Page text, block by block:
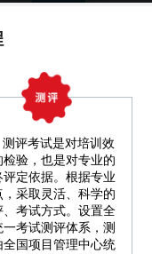
测评考试是对培训效
检验，也是对专业的
评定依据。根据专业
，采取灵活、科学的
、考试方式。设置全
一考试测评体系，测
全国项目管理中心统